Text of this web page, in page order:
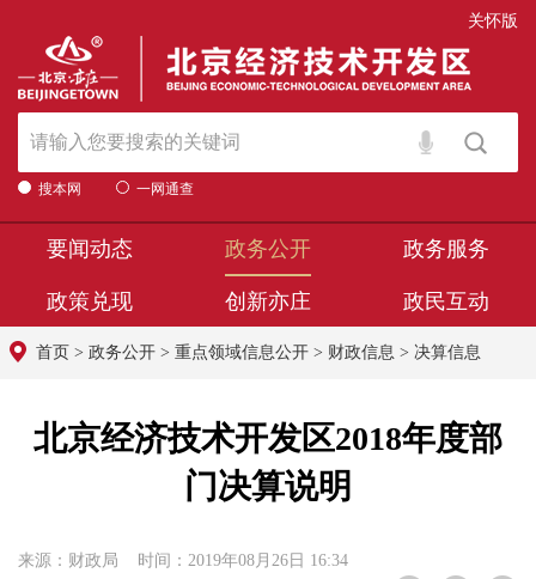
关怀版
搜本网 一网通查
要闻动态 政务公开 政务服务
政策兑现 创新亦庄 政民互动
首页 > 政务公开 > 重点领域信息公开 > 财政信息 > 决算信息
北京经济技术开发区2018年度部
门决算说明
来源：财政局 时间：2019年08月26日 16:34